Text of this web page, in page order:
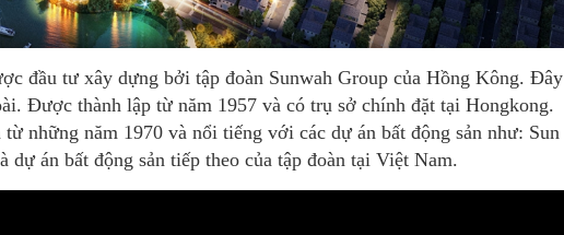
đầu tư xây dựng bởi tập đoàn Sunwah Group của Hồng Kông. Đây
Được thành lập từ năm 1957 và có trụ sở chính đặt tại Hongkong.
những năm 1970 và nổi tiếng với các dự án bất động sản như: Sun
dự án bất động sản tiếp theo của tập đoàn tại Việt Nam.